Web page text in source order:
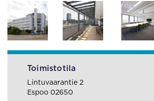
Toimistotila
Lintuvaarantie 2
Espoo 02650